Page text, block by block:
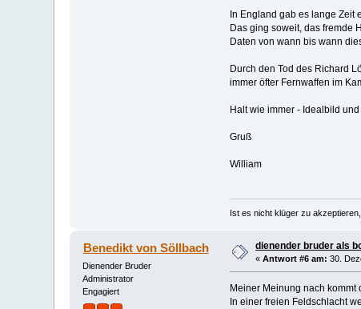
In England gab es lange Zeit
Das ging soweit, das fremde
Daten von wann bis wann
Durch den Tod des Richard
immer öfter Fernwaffen im
Halt wie immer - Idealbild
Gruß
William
Ist es nicht klüger zu
Benedikt von Söllbach
Dienender Bruder
Administrator
Engagiert
dienender bruder als
«Antwort #6 am: 30.
Meiner Meinung nach
In einer freien Feldschlacht